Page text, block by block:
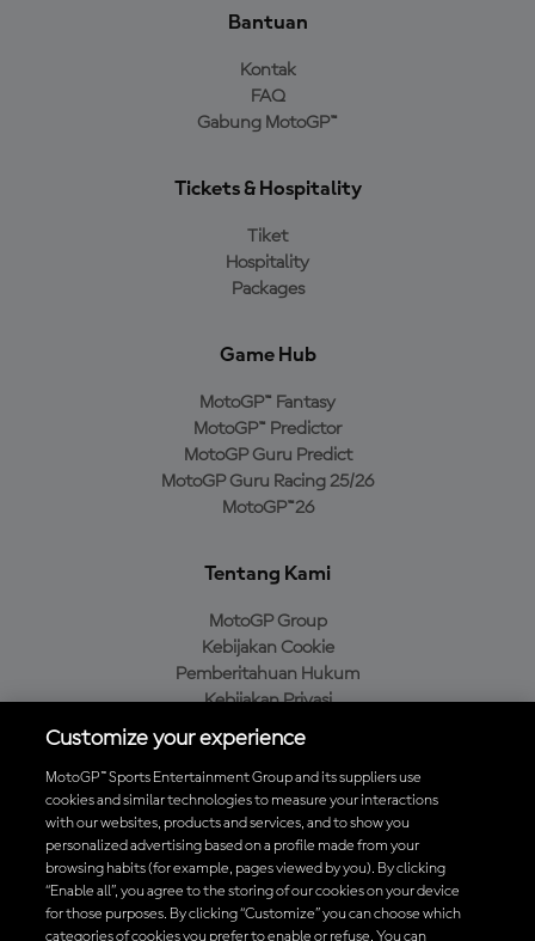
Bantuan
Kontak
FAQ
Gabung MotoGP™
Tickets & Hospitality
Tiket
Hospitality
Packages
Game Hub
MotoGP™ Fantasy
MotoGP™ Predictor
MotoGP Guru Predict
MotoGP Guru Racing 25/26
MotoGP™26
Tentang Kami
MotoGP Group
Kebijakan Cookie
Pemberitahuan Hukum
Kebijakan Privasi
Kebijakan Pembelian
Unduh Aplikasi Resmi MotoGP™
Customize your experience
MotoGP™ Sports Entertainment Group and its suppliers use
cookies and similar technologies to measure your interactions
with our websites, products and services, and to show you
personalized advertising based on a profile made from your
browsing habits (for example, pages viewed by you). By clicking
“Enable all”, you agree to the storing of our cookies on your device
for those purposes. By clicking “Customize” you can choose which
categories of cookies you prefer to enable or refuse. You can